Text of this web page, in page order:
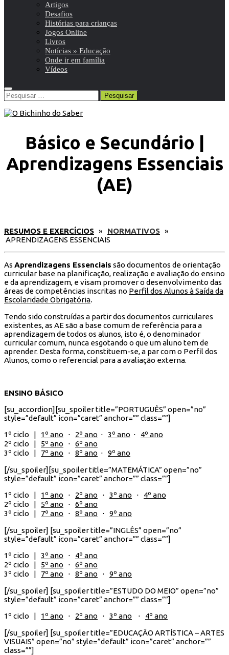
Artigos
Desafios
Histórias para crianças
Jogos Online
Livros
Notícias » Educação
Onde ir em família
Vídeos
Pesquisar
por:
Básico e Secundário |
Aprendizagens Essenciais
(AE)
RESUMOS E EXERCÍCIOS » NORMATIVOS »
APRENDIZAGENS ESSENCIAIS
As Aprendizagens Essenciais são documentos de orientação
curricular base na planificação, realização e avaliação do ensino
e da aprendizagem, e visam promover o desenvolvimento das
áreas de competências inscritas no Perfil dos Alunos à Saída da
Escolaridade Obrigatória.
Tendo sido construídas a partir dos documentos curriculares
existentes, as AE são a base comum de referência para a
aprendizagem de todos os alunos, isto é, o denominador
curricular comum, nunca esgotando o que um aluno tem de
aprender. Desta forma, constituem-se, a par com o Perfil dos
Alunos, como o referencial para a avaliação externa.
ENSINO BÁSICO
[su_accordion][su_spoiler title=”PORTUGUÊS” open=”no”
style=”default” icon=”caret” anchor=”” class=””]
1º ciclo | 1º ano ⋅ 2º ano ⋅ 3º ano ⋅ 4º ano
2º ciclo | 5º ano ⋅ 6º ano
3º ciclo | 7º ano ⋅ 8º ano ⋅ 9º ano
[/su_spoiler][su_spoiler title=”MATEMÁTICA” open=”no”
style=”default” icon=”caret” anchor=”” class=””]
1º ciclo | 1º ano ⋅ 2º ano ⋅ 3º ano ⋅ 4º ano
2º ciclo | 5º ano ⋅ 6º ano
3º ciclo | 7º ano ⋅ 8º ano ⋅ 9º ano
[/su_spoiler] [su_spoiler title=”INGLÊS” open=”no”
style=”default” icon=”caret” anchor=”” class=””]
1º ciclo | 3º ano ⋅ 4º ano
2º ciclo | 5º ano ⋅ 6º ano
3º ciclo | 7º ano ⋅ 8º ano ⋅ 9º ano
[/su_spoiler] [su_spoiler title=”ESTUDO DO MEIO” open=”no”
style=”default” icon=”caret” anchor=”” class=””]
1º ciclo | 1º ano ⋅ 2º ano ⋅ 3º ano ⋅ 4º ano
[/su_spoiler] [su_spoiler title=”EDUCAÇÃO ARTÍSTICA – ARTES
VISUAIS” open=”no” style=”default” icon=”caret” anchor=””
class=””]